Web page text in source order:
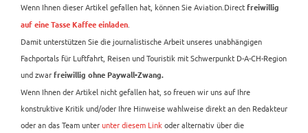
Wenn Ihnen dieser Artikel gefallen hat, können Sie Aviation.Direct freiwillig
auf eine Tasse Kaffee einladen
Damit unterstützen Sie die journalistische Arbeit unseres unabhängigen
Fachportals für Luftfahrt, Reisen und Touristik mit Schwerpunkt D-A-CH-Region
und zwar freiwillig ohne Paywall-Zwang.
Wenn Ihnen der Artikel nicht gefallen hat, so freuen wir uns auf Ihre
konstruktive Kritik und/oder Ihre Hinweise wahlweise direkt an den Redakteur
oder an das Team unterunter diesem Link oder alternativ über die